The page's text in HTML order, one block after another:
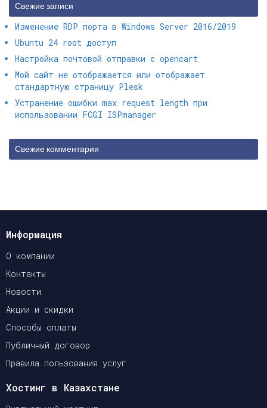
Свежие записи
Изменение RDP порта в Windows Server 2016/2019
Ubuntu 24 root доступ
Настройка почтовой отправки с opencart
Мой сайт не отображается или отображает
стандартную страницу Plesk
Устранение ошибки max request length при
использовании FCGI ISPmanager
Свежие комментарии
Информация
О компании
Контакты
Новости
Акции и скидки
Способы оплаты
Публичный договор
Правила пользования услуг
Хостинг в Казахстане